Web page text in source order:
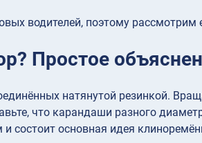
водителей, поэтому рассмотрим
Простое
натянутой резинкой.
что карандаши разного
основная идея